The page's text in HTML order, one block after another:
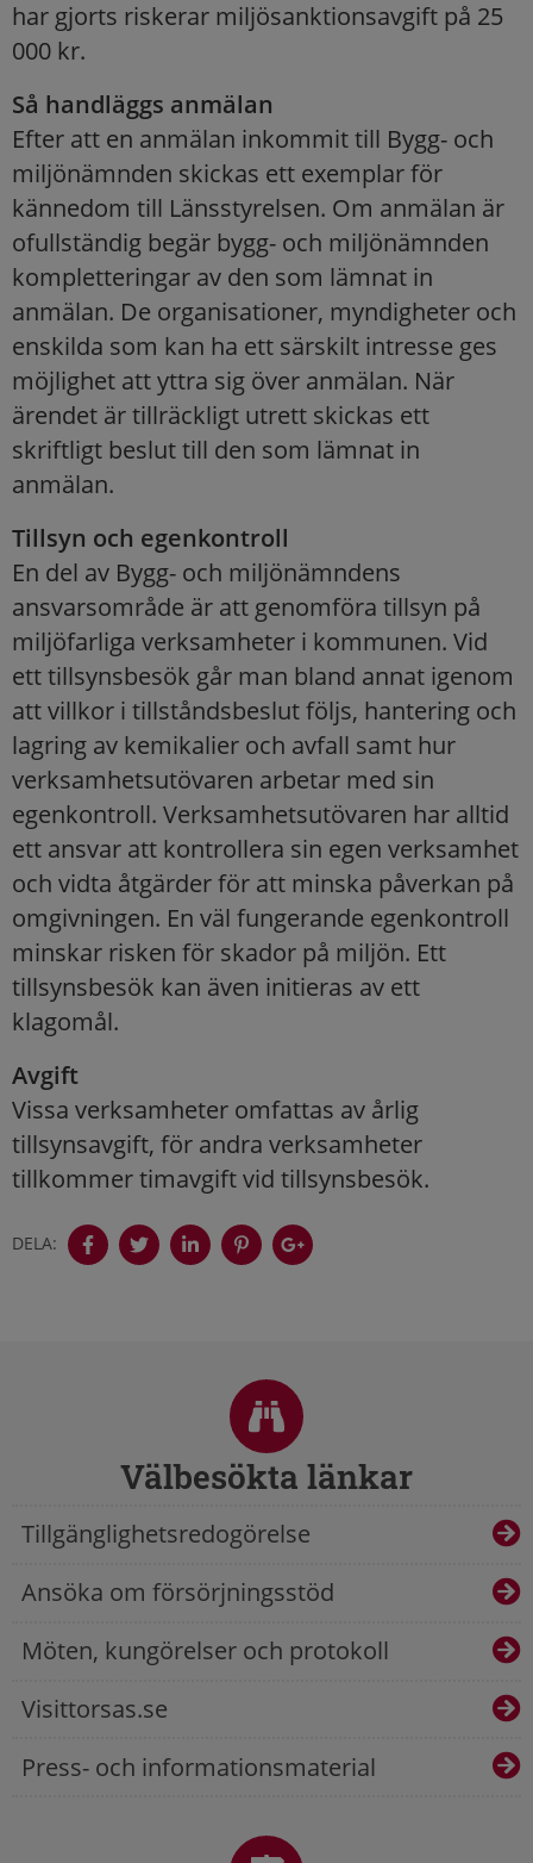
har gjorts riskerar miljösanktionsavgift på 25
000 kr.
Så handläggs anmälan
Efter att en anmälan inkommit till Bygg- och
miljönämnden skickas ett exemplar för
kännedom till Länsstyrelsen. Om anmälan är
ofullständig begär bygg- och miljönämnden
kompletteringar av den som lämnat in
anmälan. De organisationer, myndigheter och
enskilda som kan ha ett särskilt intresse ges
möjlighet att yttra sig över anmälan. När
ärendet är tillräckligt utrett skickas ett
skriftligt beslut till den som lämnat in
anmälan.
Tillsyn och egenkontroll
En del av Bygg- och miljönämndens
ansvarsområde är att genomföra tillsyn på
miljöfarliga verksamheter i kommunen. Vid
ett tillsynsbesök går man bland annat igenom
att villkor i tillståndsbeslut följs, hantering och
lagring av kemikalier och avfall samt hur
verksamhetsutövaren arbetar med sin
egenkontroll. Verksamhetsutövaren har alltid
ett ansvar att kontrollera sin egen verksamhet
och vidta åtgärder för att minska påverkan på
omgivningen. En väl fungerande egenkontroll
minskar risken för skador på miljön. Ett
tillsynsbesök kan även initieras av ett
klagomål.
Avgift
Vissa verksamheter omfattas av årlig
tillsynsavgift, för andra verksamheter
tillkommer timavgift vid tillsynsbesök.
DELA:
Välbesökta länkar
Tillgänglighetsredogörelse
Ansöka om försörjningsstöd
Möten, kungörelser och protokoll
Visittorsas.se
Press- och informationsmaterial